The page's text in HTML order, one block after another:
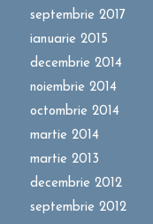
septembrie 2017
ianuarie 2015
decembrie 2014
noiembrie 2014
octombrie 2014
martie 2014
martie 2013
decembrie 2012
septembrie 2012